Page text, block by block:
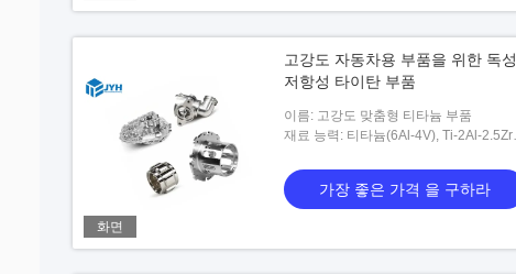
화면
고강도 자동차용 부품을 위한 독성
저항성 타이탄 부품
이름: 고강도 맞춤형 티타늄 부품
재료 능력: 티타늄(6Al-4V), Ti-2Al-2.5Zr,
6242, Ti-10-5-3, 선택 가능
가장 좋은 가격 을 구하라